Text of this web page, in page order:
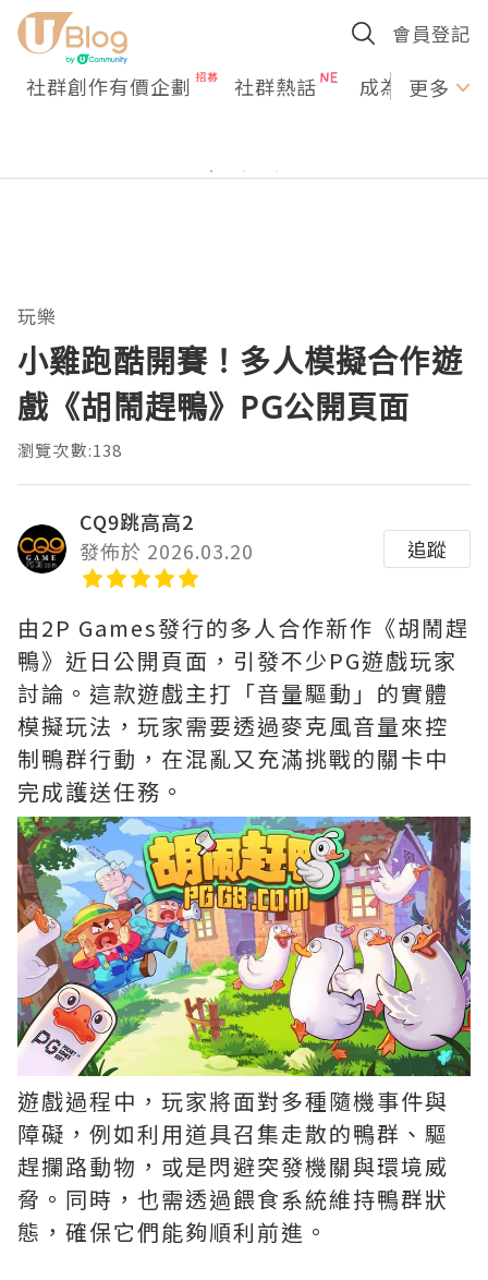
會員登記
社群創作有價企劃 社群熱話 成為U更多
玩樂
小雞跑酷開賽！多人模擬合作遊
戲《胡鬧趕鴨》PG公開頁面
瀏覽次數:138
CQ9跳高高2
發佈於 2026.03.20
追蹤
由2P Games發行的多人合作新作《胡鬧趕
鴨》近日公開頁面，引發不少PG遊戲玩家
討論。這款遊戲主打「音量驅動」的實體
模擬玩法，玩家需要透過麥克風音量來控
制鴨群行動，在混亂又充滿挑戰的關卡中
完成護送任務。
遊戲過程中，玩家將面對多種隨機事件與
障礙，例如利用道具召集走散的鴨群、驅
趕攔路動物，或是閃避突發機關與環境威
脅。同時，也需透過餵食系統維持鴨群狀
態，確保它們能夠順利前進。